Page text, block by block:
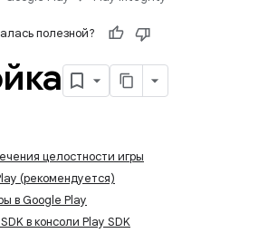
полезной?
целостности игры
(рекомендуется)
в Google Play
в консоли Play SDK